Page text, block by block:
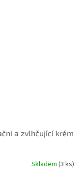
a zvlhčující krém
Skladem (3 ks)